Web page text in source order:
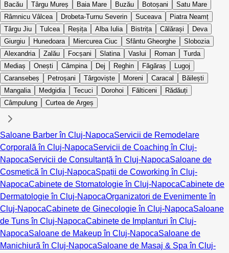
Bacău
Târgu Mureș Baia Mare Buzău Botoșani
Satu Mare
Râmnicu Vâlcea
Drobeta-Turnu Severin Suceava
Piatra Neamț
Târgu Jiu
Tulcea Reșița Alba Iulia Bistrița Călărași
Deva
Giurgiu
Hunedoara Miercurea Ciuc Sfântu Gheorghe
Slobozia
Alexandria
Zalău Focșani Slatina Vaslui Roman
Turda
Mediaș
Onești Câmpina Dej Reghin Făgăraș
Lugoj
Caransebeș
Petroșani Târgoviște Moreni Caracal
Băilești
Mangalia
Medgidia Tecuci Dorohoi Fălticeni
Rădăuți
Câmpulung
Curtea de Argeș
Saloane Barber în Cluj-NapocaServicii de Remodelare
Corporală în Cluj-NapocaServicii de Coaching în Cluj-
NapocaServicii de Consultanță în Cluj-NapocaSaloane de
Cosmetică în Cluj-NapocaSpații de Coworking în Cluj-
NapocaCabinete de Stomatologie în Cluj-NapocaCabinete de
Dermatologie în Cluj-NapocaOrganizatori de Evenimente în
Cluj-NapocaCabinete de Ginecologie în Cluj-NapocaSaloane
de Tuns în Cluj-NapocaCabinete de Implanturi în Cluj-
NapocaSaloane de Makeup în Cluj-NapocaSaloane de
Manichiură în Cluj-NapocaSaloane de Masaj & Spa în Cluj-